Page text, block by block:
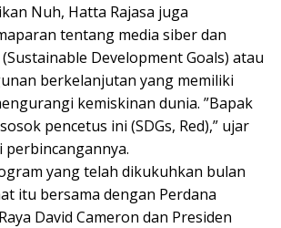
Nuh, Hatta Rajasa juga
tentang media siber dan
Development Goals) atau
berkelanjutan yang memiliki
kemiskinan dunia. ”Bapak
pencetus ini (SDGs, Red),” ujar
perbincangannya.
yang telah dikukuhkan bulan
itu bersama dengan Perdana
David Cameron dan Presiden